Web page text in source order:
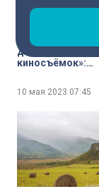
«Петербург —
декорация для
киносъёмок»:
мексиканского
10 мая 2023 07:45